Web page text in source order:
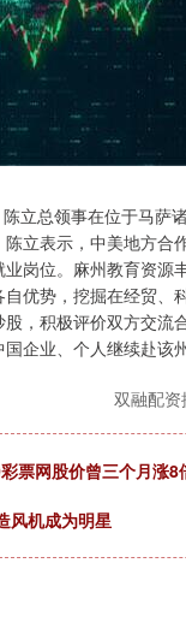
总领事在位于马萨
立表示，中美地方合
岗位。麻州教育资源
优势，挖掘在经贸、
，积极评价双方交流
企业、个人继续赴该
双融配资
票网股价曾三个月涨8
风机成为明星